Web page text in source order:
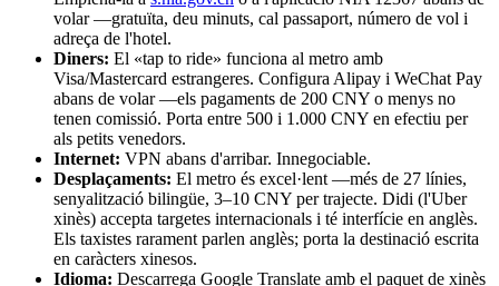
volar —gratuïta, deu minuts, cal passaport, número de vol i
adreça de l'hotel.
Diners: El «tap to ride» funciona al metro amb
Visa/Mastercard estrangeres. Configura Alipay i WeChat Pay
abans de volar —els pagaments de 200 CNY o menys no
tenen comissió. Porta entre 500 i 1.000 CNY en efectiu per
als petits venedors.
Internet: VPN abans d'arribar. Innegociable.
Desplaçaments: El metro és excel·lent —més de 27 línies,
senyalització bilingüe, 3–10 CNY per trajecte. Didi (l'Uber
xinès) accepta targetes internacionals i té interfície en anglès.
Els taxistes rarament parlen anglès; porta la destinació escrita
en caràcters xinesos.
Idioma: Descarrega Google Translate amb el paquet de xinès